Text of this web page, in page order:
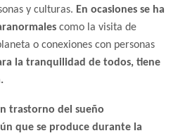
y culturas. En ocasiones se ha
como la visita de
o conexiones con personas
la tranquilidad de todos, tiene
trastorno del sueño
que se produce durante la